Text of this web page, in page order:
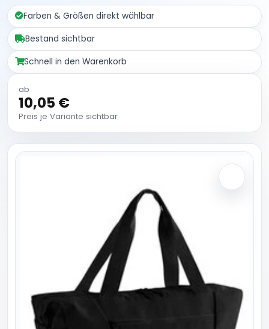
Farben & Größen direkt wählbar
Bestand sichtbar
Schnell in den Warenkorb
ab
10,05 €
Preis je Variante sichtbar